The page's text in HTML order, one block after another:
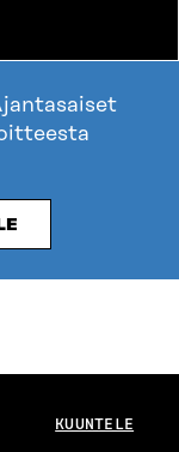
KUUNTELE